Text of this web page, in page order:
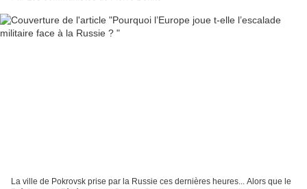
La ville de Pokrovsk prise par la Russie ces dernières heures... Alors que le